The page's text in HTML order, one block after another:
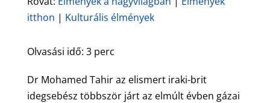
itthon | Kulturális élmények
Olvasási idő: 3 perc
Dr Mohamed Tahir az elismert iraki-brit
idegsebész többször járt az elmúlt évben gázai